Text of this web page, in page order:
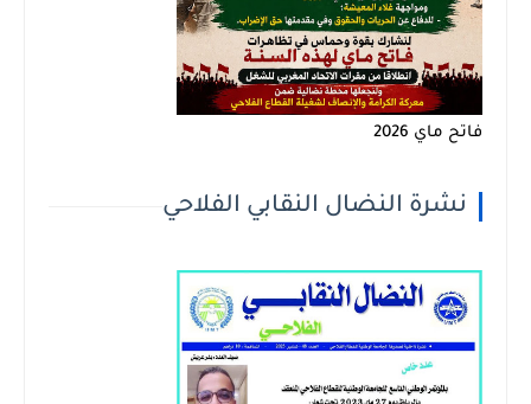
فاتح ماي 2026
نشرة النضال النقابي الفلاحي